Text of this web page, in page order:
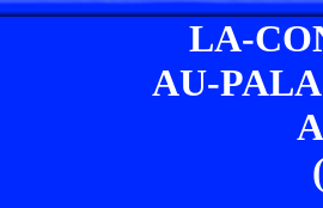
LA-
AU-